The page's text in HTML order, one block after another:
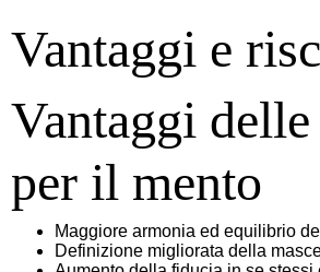
Vantaggi e
Vantaggi
per il mento
Maggiore armonia ed equilibrio
Definizione migliorata della